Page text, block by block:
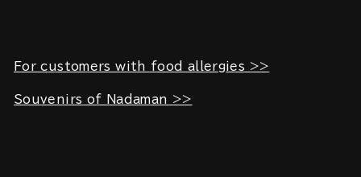
For customers with food allergies >>
Souvenirs of Nadaman >>